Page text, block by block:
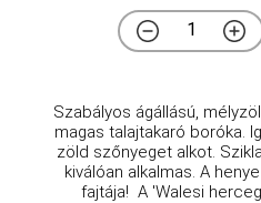
Szabályos ágállású,
magas talajtakaró boróka.
zöld szőnyeget alkot.
kiválóan alkalmas. A
fajtája! A 'Walesi